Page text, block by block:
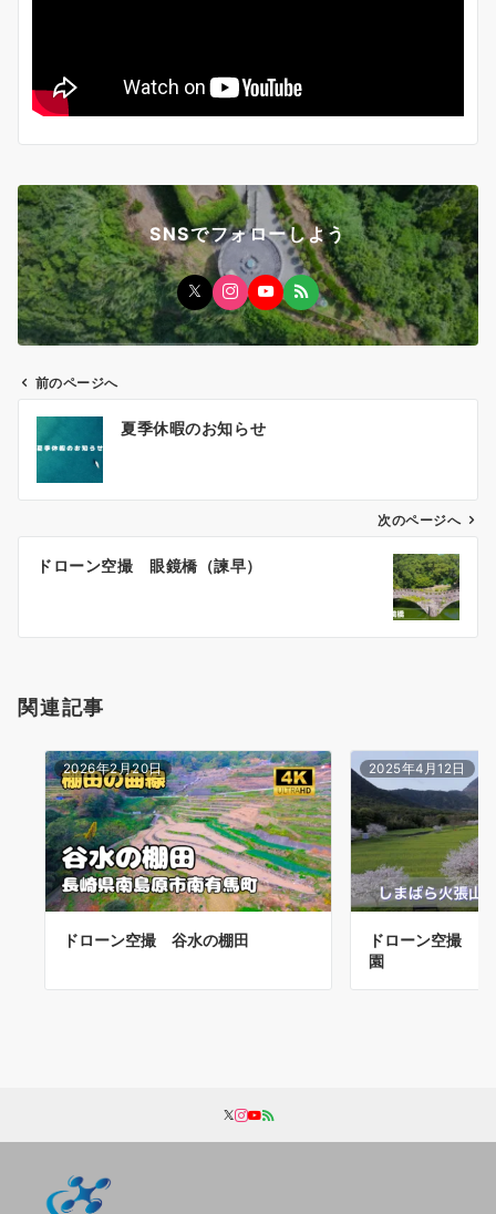
SNSでフォローしよう
ン
前のページへ
夏季休暇のお知らせ
次のページへ
ドローン空撮 眼鏡橋（諫早）
関連記事
2026年2月20日
ドローン空撮 谷水の棚田
2025年4月12日
ドローン空撮 し
園